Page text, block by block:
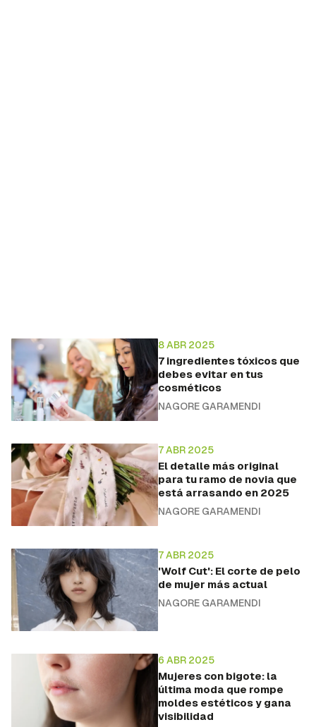
8 ABR 2025
7 ingredientes tóxicos que
debes evitar en tus
cosméticos
NAGORE GARAMENDI
7 ABR 2025
El detalle más original
para tu ramo de novia que
está arrasando en 2025
NAGORE GARAMENDI
7 ABR 2025
'Wolf Cut': El corte de pelo
de mujer más actual
NAGORE GARAMENDI
6 ABR 2025
Mujeres con bigote: la
última moda que rompe
moldes estéticos y gana
visibilidad